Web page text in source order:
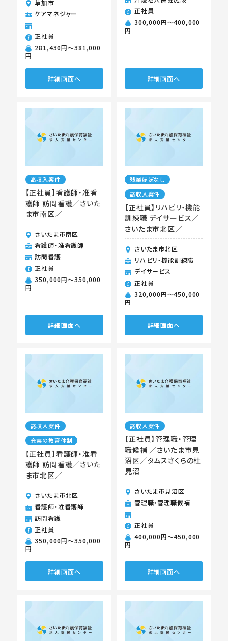
草加市
ケアマネジャー
正社員
281,430円〜381,000
円
詳細画面へ
正社員
300,000円〜400,000
円
詳細画面へ
高収入案件
【正社員】看護師・准看
護師 訪問看護／さいた
ま市南区／
さいたま市南区
看護師・准看護師
訪問看護
正社員
350,000円〜350,000
円
詳細画面へ
残業ほぼなし
高収入案件
【正社員】リハビリ・機能
訓練職 デイサービス／
さいたま市北区／
さいたま市北区
リハビリ・機能訓練職
デイサービス
正社員
320,000円〜450,000
円
詳細画面へ
高収入案件
充実の教育体制
【正社員】看護師・准看
護師 訪問看護／さいた
ま市北区／
さいたま市北区
看護師・准看護師
訪問看護
正社員
350,000円〜350,000
円
詳細画面へ
高収入案件
【正社員】管理職・管理
職候補 ／さいたま市見
沼区／タムスさくらの杜
見沼
さいたま市見沼区
管理職・管理職候補
正社員
400,000円〜450,000
円
詳細画面へ